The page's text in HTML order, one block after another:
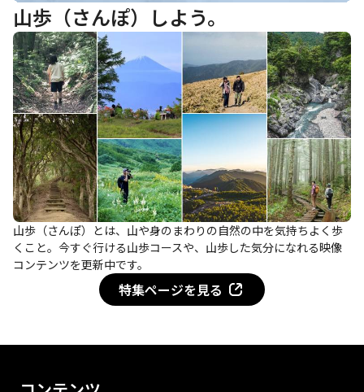
山歩（さんぽ）しよう。
山歩（さんぽ）とは、山や身のまわりの自然の中を気持ちよく歩
くこと。今すぐ行ける山歩コースや、山歩した気分になれる映像
コンテンツを更新中です。
特集ページを見る